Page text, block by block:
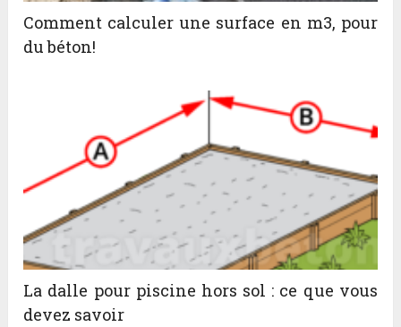
Comment calculer une surface en m3, pour
du béton!
La dalle pour piscine hors sol : ce que vous
devez savoir